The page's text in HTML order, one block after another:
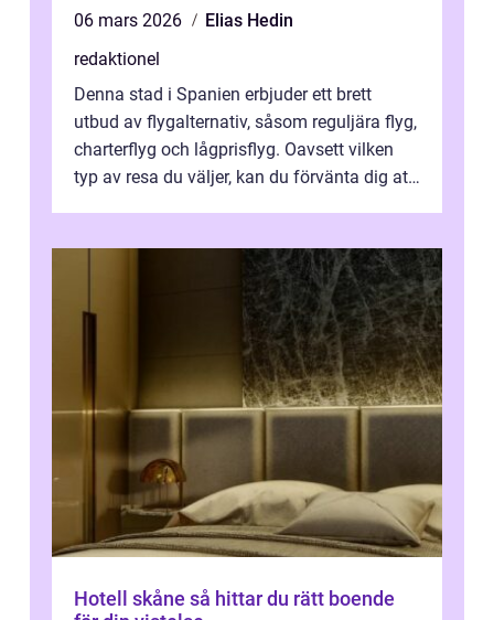
06 mars 2026
Elias Hedin
redaktionel
Denna stad i Spanien erbjuder ett brett
utbud av flygalternativ, såsom reguljära flyg,
charterflyg och lågprisflyg. Oavsett vilken
typ av resa du väljer, kan du förvänta dig att
Hotell skåne så hittar du rätt boende